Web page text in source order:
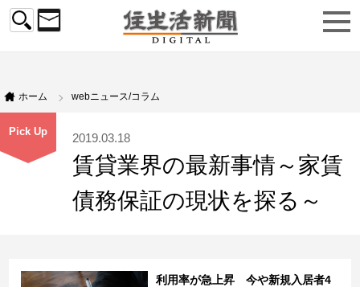
ホーム webニュース/コラム
Pick Up 2019.03.18
賃貸業界の最新事情～家賃
債務保証の現状を探る～
利用率が急上昇 今や新規入居者4